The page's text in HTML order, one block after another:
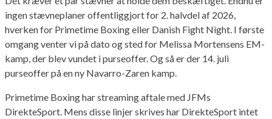
ingen stævneplaner offentliggjort for 2. halvdel af 2026,
hverken for Primetime Boxing eller Danish Fight Night. I første
omgang venter vi på dato og sted for Melissa Mortensens EM-
kamp, der blev vundet i purseoffer. Og så er der 14. juli
purseoffer på en ny Navarro-Zaren kamp.
Primetime Boxing har streaming aftale med JFMs
DirekteSport. Mens disse linjer skrives har DirekteSport intet